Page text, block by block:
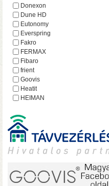
Donexon
Dune HD
Eutonomy
Everspring
Fakro
FERMAX
Fibaro
frient
Goovis
Heatit
HEIMAN
iEAST
Imperial
Incipio
Lejátszó.hu
Lince
Mean Well
MOHAnet